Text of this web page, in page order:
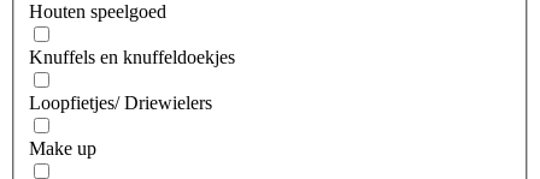
Houten speelgoed
Knuffels en knuffeldoekjes
Loopfietjes/ Driewielers
Make up